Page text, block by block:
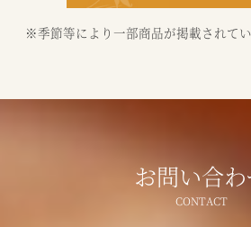
※季節等により一部商品が掲載されてい
お問い合